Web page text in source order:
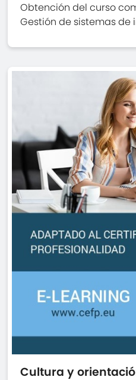
Obtención del curso
Gestión de sistemas
Cultura y